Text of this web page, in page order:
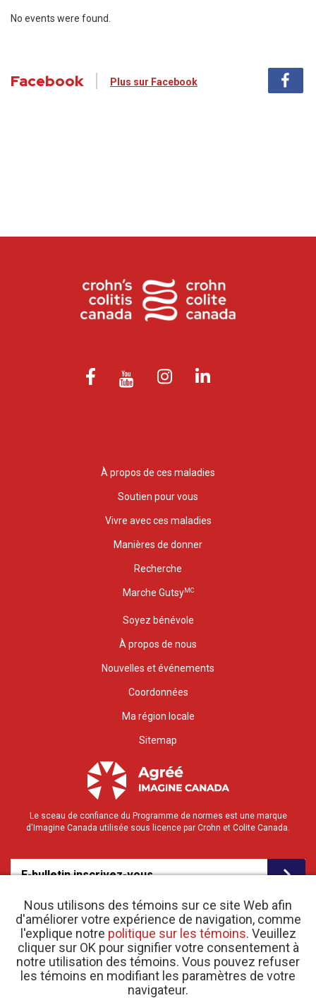
Nous utilisons des témoins sur ce site Web afin
d'améliorer votre expérience de navigation, comme
l'explique notre politique sur les témoins. Veuillez
cliquer sur OK pour signifier votre consentement à
notre utilisation des témoins. Vous pouvez refuser
les témoins en modifiant les paramètres de votre
navigateur.
No events were found.
Facebook Plus sur Facebook
À propos de ces maladies
Soutien pour vous
Vivre avec ces maladies
Manières de donner
Recherche
Marche GutsyMC
Soyez bénévole
À propos de nous
Nouvelles et événements
Coordonnées
Ma région locale
Sitemap
Le sceau de confiance du Programme de normes est une marque
d'Imagine Canada utilisée sous licence par Crohn et Colite Canada.
E-bulletin inscrivez-vous
© 2026 Crohn et Colite Canada |Politique de confidentialité